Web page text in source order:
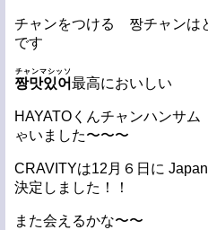
チャンをつける 짱チャンは
です
짱맛있어
チャンマシッソ
最高においしい
HAYATOくんチャンハンサ
ゃいました〜〜〜
CRAVITYは12月６日に
決定しました！！
また会えるかな〜〜